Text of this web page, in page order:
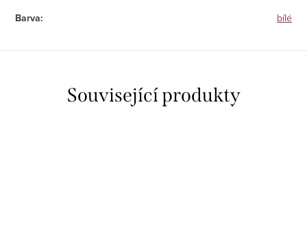
Barva: bílé
Související produkty